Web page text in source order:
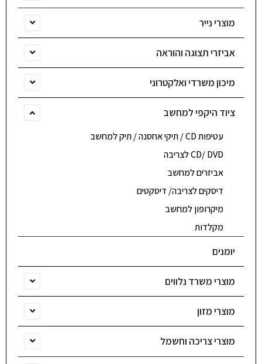
מוצרי נייר
אביזרי תצוגה והוראה
מיכון משרדי ואלקטרוני
ציוד היקפי למחשב
עטיפות CD / תיקי אחסנה / תיק למחשב
CD/ DVD לצריבה
אביזרים למחשב
דיסקים לצריבה/ דיסקטים
מיקרופון למחשב
מקלדות
יומנים
מוצרי משרד נלווים
מוצרי מזון
מוצרי צריכה וחשמל